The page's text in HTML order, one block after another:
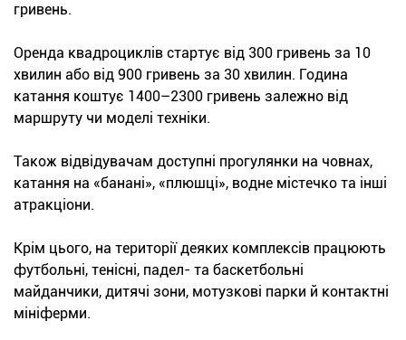
гривень.
Оренда квадроциклів стартує від 300 гривень за 10
хвилин або від 900 гривень за 30 хвилин. Година
катання коштує 1400–2300 гривень залежно від
маршруту чи моделі техніки.
Також відвідувачам доступні прогулянки на човнах,
катання на «банані», «плюшці», водне містечко та інші
атракціони.
Крім цього, на території деяких комплексів працюють
футбольні, тенісні, падел- та баскетбольні
майданчики, дитячі зони, мотузкові парки й контактні
мініферми.